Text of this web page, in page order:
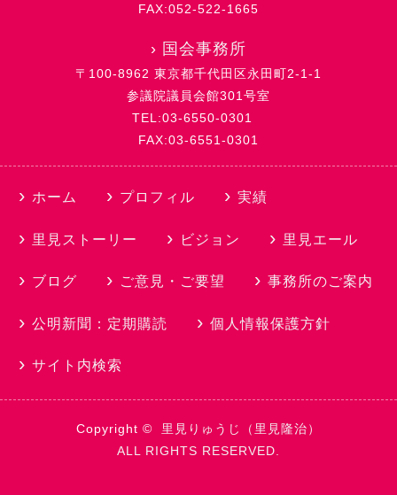
FAX:052-522-1665
› 国会事務所
〒100-8962 東京都千代田区永田町2-1-1
参議院議員会館301号室
TEL:03-6550-0301
FAX:03-6551-0301
ホーム プロフィル 実績
里見ストーリー ビジョン 里見エール
ブログ ご意見・ご要望 事務所のご案内
公明新聞：定期購読 個人情報保護方針
サイト内検索
Copyright © 里見りゅうじ（里見隆治）
ALL RIGHTS RESERVED.